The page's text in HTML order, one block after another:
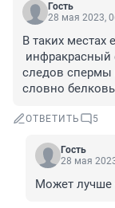
Гость
28 мая 2023,
В таких местах
инфракрасный
следов спермы
словно
ОТВЕТИТЬ 5
Гость
28 мая
Может лучше